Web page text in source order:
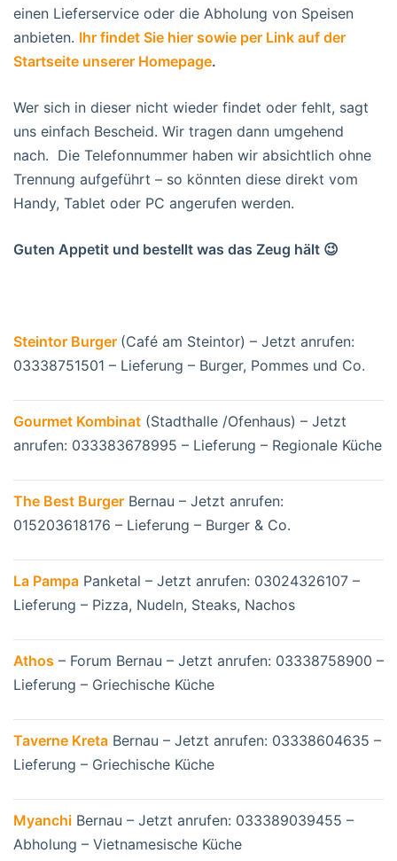
einen Lieferservice oder die Abholung von Speisen
anbieten. Ihr findet Sie hier sowie per Link auf der
Startseite unserer Homepage.
Wer sich in dieser nicht wieder findet oder fehlt, sagt
uns einfach Bescheid. Wir tragen dann umgehend
nach. Die Telefonnummer haben wir absichtlich ohne
Trennung aufgeführt – so könnten diese direkt vom
Handy, Tablet oder PC angerufen werden.
Guten Appetit und bestellt was das Zeug hält 😉
Steintor Burger (Café am Steintor) – Jetzt anrufen:
03338751501 – Lieferung – Burger, Pommes und Co.
Gourmet Kombinat (Stadthalle /Ofenhaus) – Jetzt
anrufen: 033383678995 – Lieferung – Regionale Küche
The Best Burger Bernau – Jetzt anrufen:
015203618176 – Lieferung – Burger & Co.
La Pampa Panketal – Jetzt anrufen: 03024326107 –
Lieferung – Pizza, Nudeln, Steaks, Nachos
Athos – Forum Bernau – Jetzt anrufen: 03338758900 –
Lieferung – Griechische Küche
Taverne Kreta Bernau – Jetzt anrufen: 03338604635 –
Lieferung – Griechische Küche
Myanchi Bernau – Jetzt anrufen: 033389039455 –
Abholung – Vietnamesische Küche